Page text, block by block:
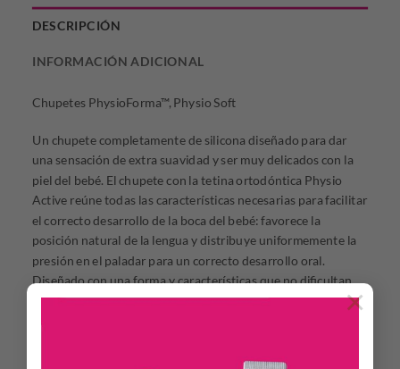
×
DESCRIPCIÓN
INFORMACIÓN ADICIONAL
Chupetes PhysioForma™, Physio Soft
Un chupete completamente de silicona diseñado para dar
una sensación de extra suavidad y ser muy delicados con la
piel del bebé. El chupete con la tetina ortodóntica Physio
Active reúne todas las características necesarias para facilitar
el correcto desarrollo de la boca del bebé: favorece la
posición natural de la lengua y distribuye uniformemente la
presión en el paladar para un correcto desarrollo oral.
Diseñado con una forma y características que no dificultan
las funciones naturales de la boca. La tetina PhysioForma®
cual es especialmente importante durante el sueño.